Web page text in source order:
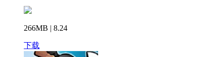
266MB | 8.24
下载